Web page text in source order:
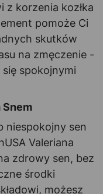
z korzenia kozłka
pomoże Ci
skutków
na zmęczenie -
spokojnymi
Snem
niespokojny sen
Valeriana
zdrowy sen, bez
środki
możesz